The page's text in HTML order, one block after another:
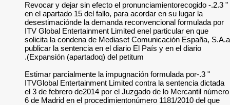
" 2.3.- Revocar y
en el apartado 15
desestimaciónde
ITV Global
solicita la condena
publicar la
" 3.-Estimar
ITVGlobal
el 3 de febrero
6 de Madrid en el